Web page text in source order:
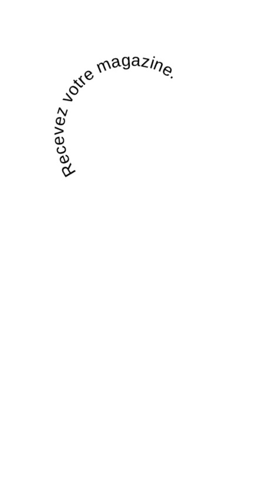
Recevez votre magazine.